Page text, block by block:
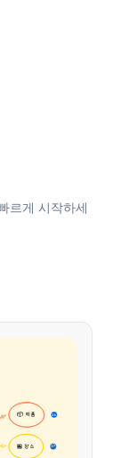
르게 시작하세
📦 제품 16
🏪 장소 17